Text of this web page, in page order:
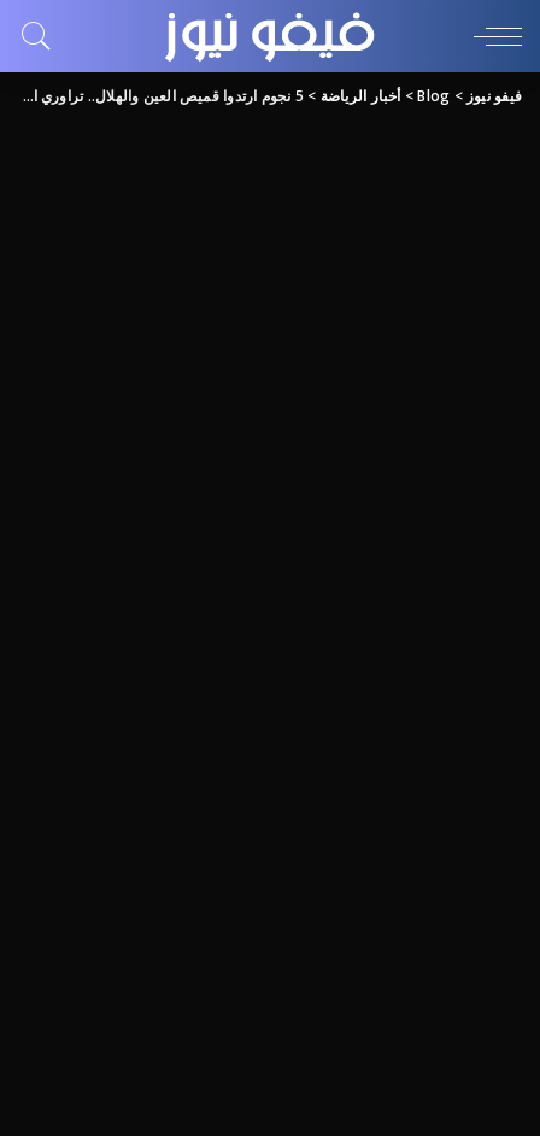
فيفو نيوز >
Blog
>أخبار الرياضة > 5 نجوم ارتدوا قميص العين والهلال.. تراوري الأول و«عموري» الأخير